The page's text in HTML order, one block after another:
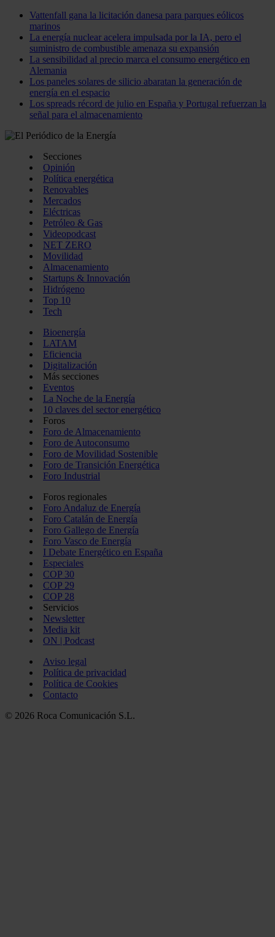
Vattenfall gana la licitación danesa para parques eólicos
marinos
La energía nuclear acelera impulsada por la IA, pero el
suministro de combustible amenaza su expansión
La sensibilidad al precio marca el consumo energético en
Alemania
Los paneles solares de silicio abaratan la generación de
energía en el espacio
Los spreads récord de julio en España y Portugal refuerzan la
señal para el almacenamiento
Secciones
Opinión
Política energética
Renovables
Mercados
Eléctricas
Petróleo & Gas
Videopodcast
NET ZERO
Movilidad
Almacenamiento
Startups & Innovación
Hidrógeno
Top 10
Tech
Bioenergía
LATAM
Eficiencia
Digitalización
Más secciones
Eventos
La Noche de la Energía
10 claves del sector energético
Foros
Foro de Almacenamiento
Foro de Autoconsumo
Foro de Movilidad Sostenible
Foro de Transición Energética
Foro Industrial
Foros regionales
Foro Andaluz de Energía
Foro Catalán de Energía
Foro Gallego de Energía
Foro Vasco de Energía
I Debate Energético en España
Especiales
COP 30
COP 29
COP 28
Servicios
Newsletter
Media kit
ON | Podcast
Aviso legal
Política de privacidad
Política de Cookies
Contacto
© 2026 Roca Comunicación S.L.